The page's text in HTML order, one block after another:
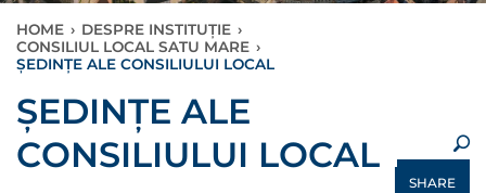
HOME › DESPRE INSTITUȚIE ›
CONSILIUL LOCAL SATU MARE ›
ȘEDINȚE ALE CONSILIULUI LOCAL
ȘEDINȚE ALE
CONSILIULUI LOCAL
SHARE